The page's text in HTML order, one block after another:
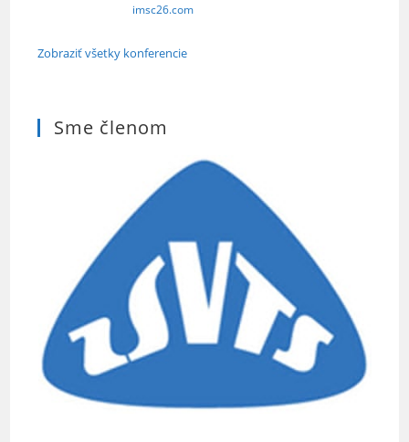
imsc26.com
Zobraziť všetky konferencie
Sme členom